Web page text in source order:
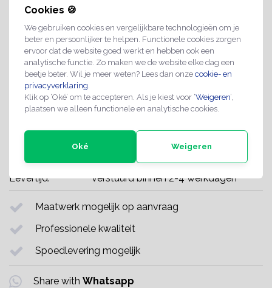
Cookies 🍪
We gebruiken cookies en vergelijkbare technologieën om je
beter en persoonlijker te helpen. Functionele cookies zorgen
ervoor dat de website goed werkt en hebben ook een
analytische functie. Zo maken we de website elke dag een
beetje beter. Wil je meer weten? Lees dan onze cookie- en
privacyverklaring
Klik op ‘Oké’ om te accepteren. Als je kiest voor ‘Weigeren’,
plaatsen we alleen functionele en analytische cookies.
Oké Weigeren
Bestel 5 voor €4,95 per verkoopeenheid excl. BTW
Bestel 10 voor €4,19 per verkoopeenheid excl. BTW
Bestel 20 voor €3,49 per verkoopeenheid excl. BTW
Artikelnummer:
PM-00271
Levertijd:
Verstuurd binnen 2-4 werkdagen
Maatwerk mogelijk op aanvraag
Professionele kwaliteit
Spoedlevering mogelijk
Share with Whatsapp